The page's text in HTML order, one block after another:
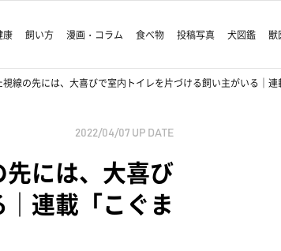
康 飼い方 漫画・コラム 食べ物 投稿写真 犬図鑑 獣
線の先には、大喜びで室内トイレを片づける飼い主がいる｜
2022/04/07 UP DATE
には、大喜び
連載「こぐま